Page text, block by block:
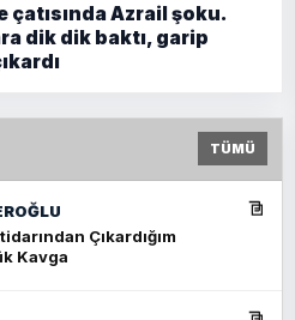
çatısında Azrail şoku.
dik dik baktı, garip
TÜMÜ
Çıkardığım
Kavga